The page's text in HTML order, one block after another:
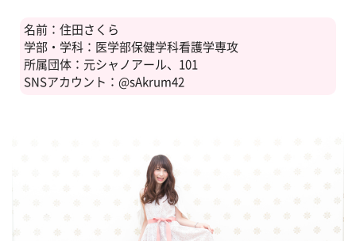
名前：住田さくら
学部・学科：医学部保健学科看護学専攻
所属団体：元シャノアール、101
SNSアカウント：@sAkrum42